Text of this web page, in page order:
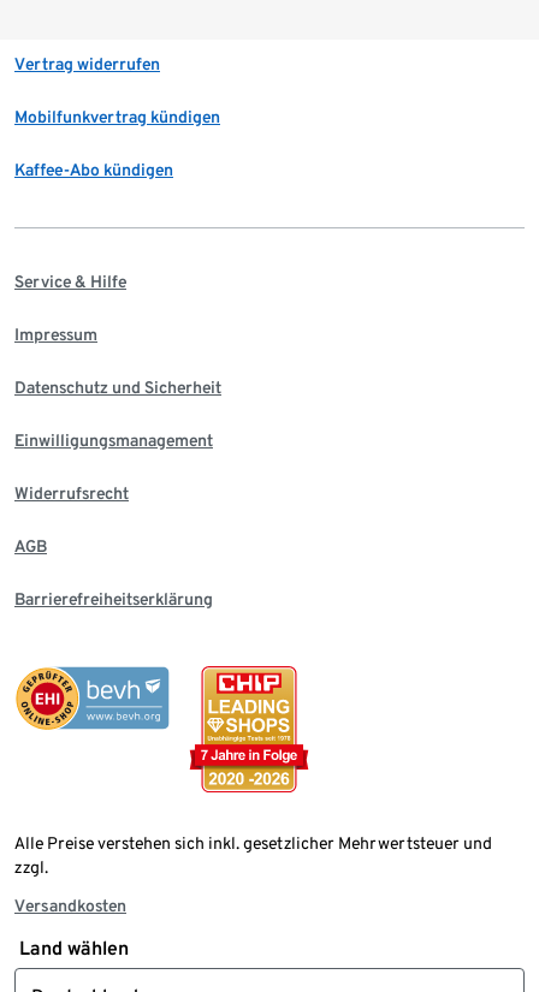
Vertrag widerrufen
Mobilfunkvertrag kündigen
Kaffee-Abo kündigen
Service & Hilfe
Impressum
Datenschutz und Sicherheit
Einwilligungsmanagement
Widerrufsrecht
AGB
Barrierefreiheitserklärung
Alle Preise verstehen sich inkl. gesetzlicher Mehrwertsteuer und
zzgl.
Versandkosten
Land wählen